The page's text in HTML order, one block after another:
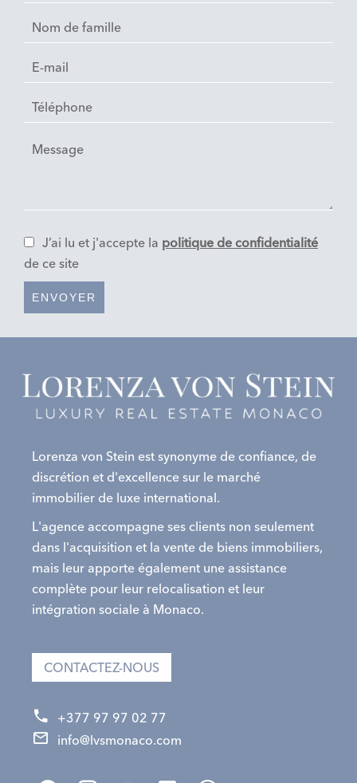
J’ai lu et j'accepte la politique de confidentialité
de ce site
ENVOYER
Lorenza von Stein est synonyme de confiance, de
discrétion et d'excellence sur le marché
immobilier de luxe international.
L'agence accompagne ses clients non seulement
dans l'acquisition et la vente de biens immobiliers,
mais leur apporte également une assistance
complète pour leur relocalisation et leur
intégration sociale à Monaco.
CONTACTEZ-NOUS
+377 97 97 02 77
info@lvsmonaco.com